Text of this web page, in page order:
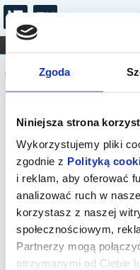
Zgoda
Niniejsza strona
Wykorzystujemy pliki
zgodnie z Polityką
i reklam, aby oferować
analizować ruch w
korzystasz z naszej
społecznościowym,
Partnerzy mogą
otrzymanymi od Ciebie
FILHARMONIA
DLA DZIECI
Komunikat
Sprzedaż biletów
została